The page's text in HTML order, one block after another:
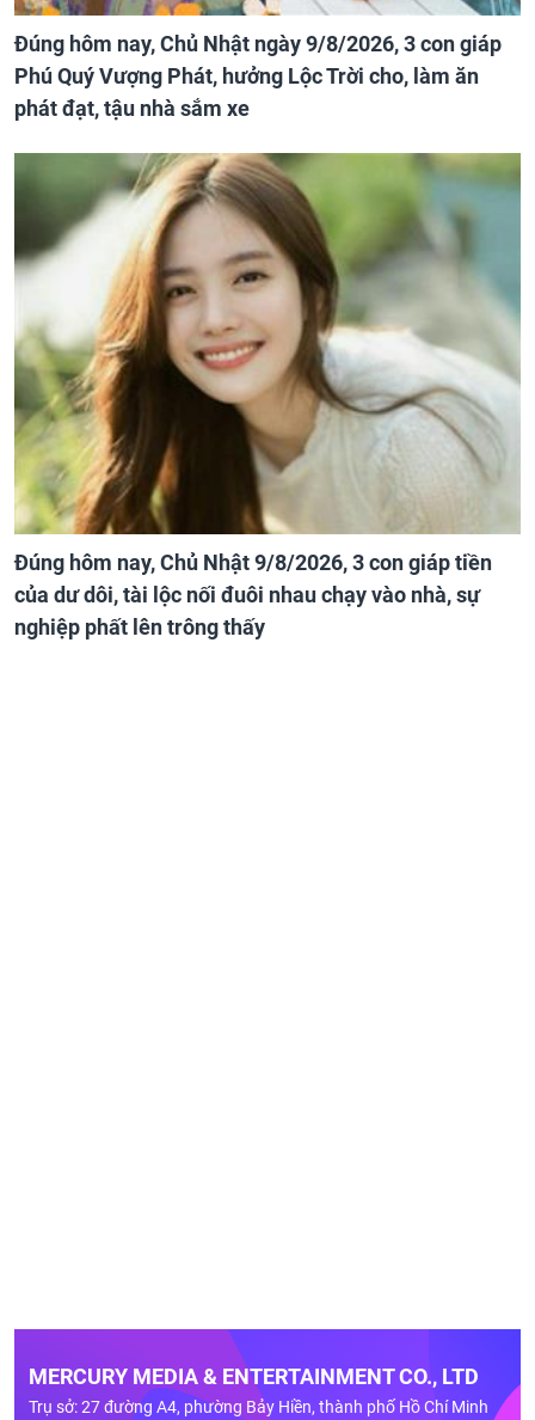
Đúng hôm nay, Chủ Nhật ngày 9/8/2026, 3 con giáp
Phú Quý Vượng Phát, hưởng Lộc Trời cho, làm ăn
phát đạt, tậu nhà sắm xe
Đúng hôm nay, Chủ Nhật 9/8/2026, 3 con giáp tiền
của dư dôi, tài lộc nối đuôi nhau chạy vào nhà, sự
nghiệp phất lên trông thấy
MERCURY MEDIA & ENTERTAINMENT CO., LTD
Trụ sở: 27 đường A4, phường Bảy Hiền, thành phố Hồ Chí Minh